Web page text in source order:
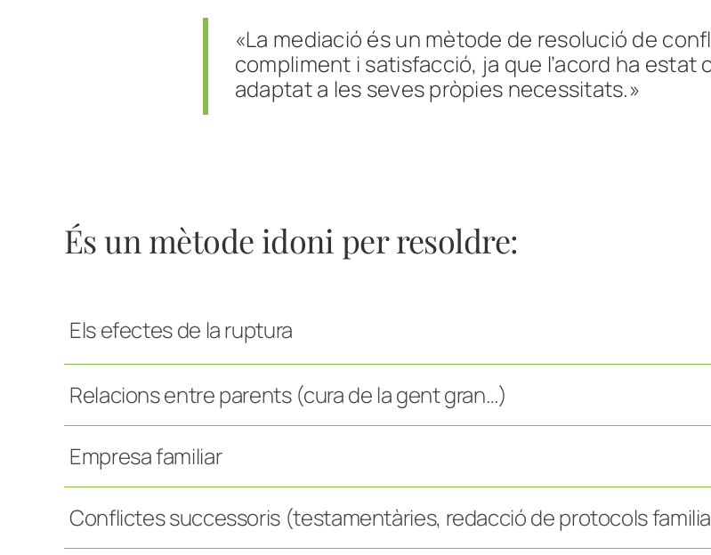
«La mediació és un mètode de resolució de
compliment i satisfacció, ja que l’acord ha estat
adaptat a les seves pròpies necessitats.»
És un mètode idoni per resoldre:
Els efectes de la ruptura
Relacions entre parents (cura de la gent gran…)
Empresa familiar
Conflictes successoris (testamentàries, redacció de protocols